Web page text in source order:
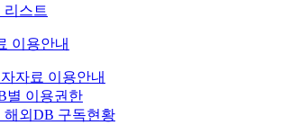
리스트
이용안내
자료 이용안내
별 이용권한
해외DB 구독현황